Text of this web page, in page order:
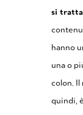
si
hanno
una o
colon.
quindi,